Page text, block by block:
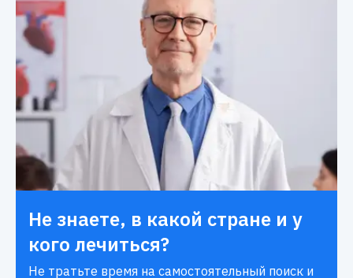
Не знаете, в какой стране и у
кого лечиться?
Не тратьте время на самостоятельный поиск и